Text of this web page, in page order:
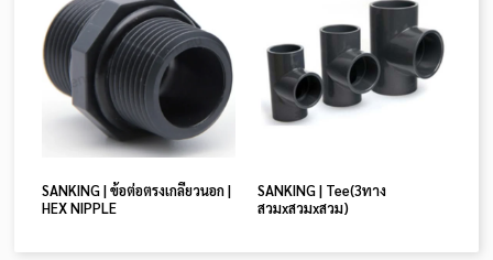
SANKING | ข้อต่อตรงเกลียวนอก |
HEX NIPPLE
SANKING | Tee(3ทาง
สวมxสวมxสวม)